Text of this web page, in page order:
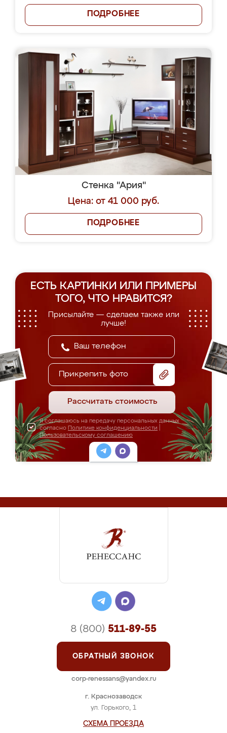
ПОДРОБНЕЕ
Стенка "Ария"
Цена: от 41 000 руб.
ПОДРОБНЕЕ
ЕСТЬ КАРТИНКИ ИЛИ ПРИМЕРЫ
ТОГО, ЧТО НРАВИТСЯ?
Присылайте — сделаем также или
лучше!
Прикрепить фото
Рассчитать стоимость
Я соглашаюсь на передачу персональных данных
согласно Политике конфиденциальности
Пользовательскому соглашению
г. Краснозаводск
ул. Горького, 1
СХЕМА ПРОЕЗДА
8 (800) 511-89-55
ОБРАТНЫЙ ЗВОНОК
corp-renessans@yandex.ru